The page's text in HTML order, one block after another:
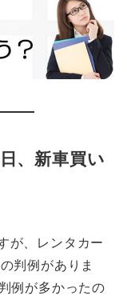
、新車買い
が、レンタカー
判例がありま
例が多かったの